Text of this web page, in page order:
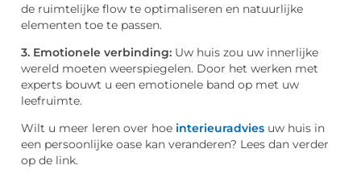
de ruimtelijke flow te optimaliseren en natuurlijke
elementen toe te passen.
3. Emotionele verbinding: Uw huis zou uw innerlijke
wereld moeten weerspiegelen. Door het werken met
experts bouwt u een emotionele band op met uw
leefruimte.
Wilt u meer leren over hoe interieuradvies uw huis in
een persoonlijke oase kan veranderen? Lees dan verder
op de link.